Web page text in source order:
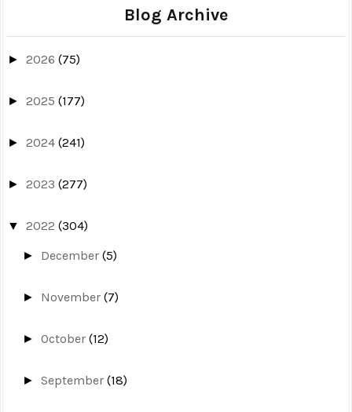
Blog Archive
► 2026 (75)
► 2025 (177)
► 2024 (241)
► 2023 (277)
▼ 2022 (304)
► December(5)
► November(7)
►October(12)
►September(18)